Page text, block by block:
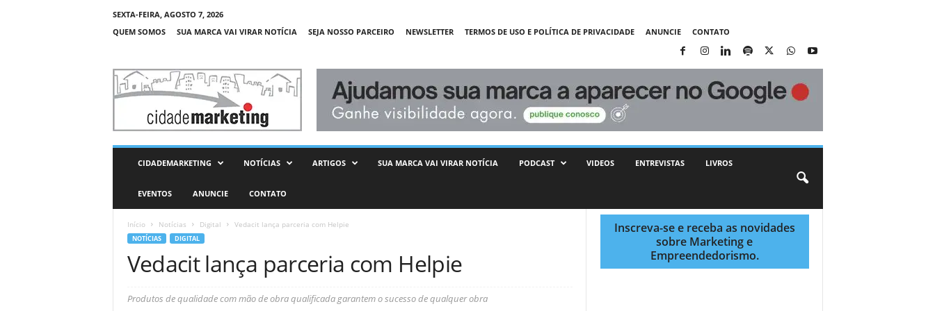
SEXTA-FEIRA, AGOSTO 7, 2026
QUEM SOMOS
SUA MARCA VAI VIRAR NOTÍCIA SEJA NOSSO PARCEIRO NEWSLETTER TERMOS DE USO E POLÍTICA DE PRIVACIDADE ANUNCIE CONTATO
C
d
CIDADEMARKETING NOTÍCIAS ARTIGOS SUA MARCA VAI VIRAR NOTÍCIA PODCAST VIDEOS ENTREVISTAS LIVROS
EVENTOS ANUNCIE CONTATO
Início Notícias Digital Vedacit lança parceria com Helpie
NOTÍCIAS DIGITAL
Vedacit lança parceria com Helpie
Produtos de qualidade com mão de obra qualificada garantem o sucesso de qualquer obra
Inscreva-se e receba as novidades
sobre Marketing e
Empreendedorismo.